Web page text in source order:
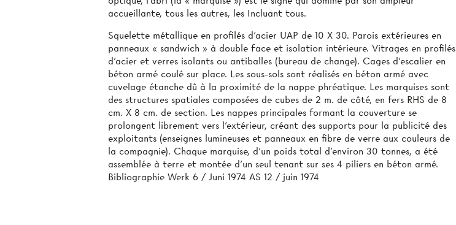
accueillante, tous les autres, les Incluant tous.
Squelette métallique en profilés d’acier UAP de 10 X 30. Parois extérieures en
panneaux « sandwich » à double face et isolation intérieure. Vitrages en profilés
d'acier et verres isolants ou antiballes (bureau de change). Cages d’escalier en
béton armé coulé sur place. Les sous-sols sont réalisés en béton armé avec
cuvelage étanche dû à la proximité de la nappe phréatique. Les marquises sont
des structures spatiales composées de cubes de 2 m. de côté, en fers RHS de 8
cm. X 8 cm. de section. Les nappes principales formant la couverture se
prolongent librement vers l'extérieur, créant des supports pour la publicité des
exploitants (enseignes lumineuses et panneaux en fibre de verre aux couleurs de
la compagnie). Chaque marquise, d'un poids total d’environ 30 tonnes, a été
assemblée à terre et montée d’un seul tenant sur ses 4 piliers en béton armé.
Bibliographie Werk 6 / Juni 1974 AS 12 / juin 1974